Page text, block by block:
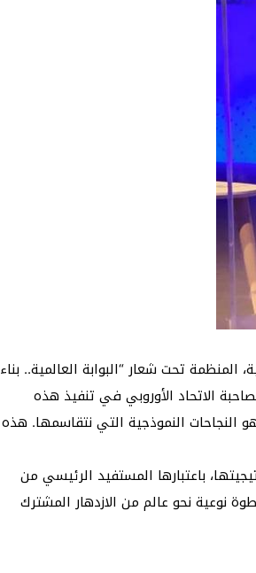
المنظمة تحت شعار “البوابة العالمية.. بناء
الاتحاد الأوروبي في تنفيذ هذه
النجاحات النموذجية التي نتقاسمها. هذه
باعتبارها المستفيد الرئيسي من
خطوة نوعية نحو عالم من الازدهار المشترك